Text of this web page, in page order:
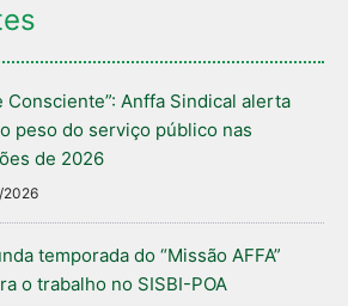
Consciente”: Anffa Sindical alerta
peso do serviço público nas
de 2026
temporada do “Missão AFFA”
o trabalho no SISBI-POA